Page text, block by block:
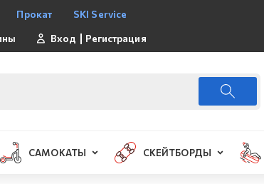
Прокат
SKI Service
Вход Регистрация
САМОКАТЫ СКЕЙТБОРДЫ